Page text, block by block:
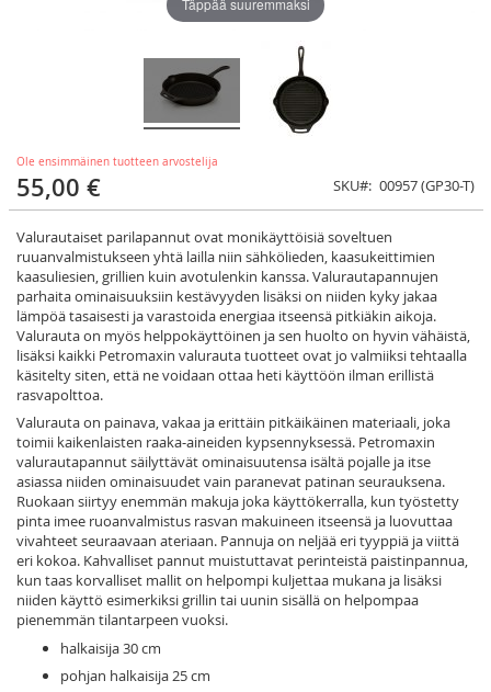
Ole ensimmäinen tuotteen arvostelija
55,00 € SKU 00957 (GP30-T)
Valurautaiset parilapannut ovat monikäyttöisiä soveltuen
ruuanvalmistukseen yhtä lailla niin sähkölieden, kaasukeittimien
kaasuliesien, grillien kuin avotulenkin kanssa. Valurautapannujen
parhaita ominaisuuksiin kestävyyden lisäksi on niiden kyky jakaa
lämpöä tasaisesti ja varastoida energiaa itseensä pitkiäkin aikoja.
Valurauta on myös helppokäyttöinen ja sen huolto on hyvin vähäistä,
lisäksi kaikki Petromaxin valurauta tuotteet ovat jo valmiiksi tehtaalla
käsitelty siten, että ne voidaan ottaa heti käyttöön ilman erillistä
rasvapolttoa.
Valurauta on painava, vakaa ja erittäin pitkäikäinen materiaali, joka
toimii kaikenlaisten raaka‐aineiden kypsennyksessä. Petromaxin
valurautapannut säilyttävät ominaisuutensa isältä pojalle ja itse
asiassa niiden ominaisuudet vain paranevat patinan seurauksena.
Ruokaan siirtyy enemmän makuja joka käyttökerralla, kun työstetty
pinta imee ruoanvalmistus rasvan makuineen itseensä ja luovuttaa
vivahteet seuraavaan ateriaan. Pannuja on neljää eri tyyppiä ja viittä
eri kokoa. Kahvalliset pannut muistuttavat perinteistä paistinpannua,
kun taas korvalliset mallit on helpompi kuljettaa mukana ja lisäksi
niiden käyttö esimerkiksi grillin tai uunin sisällä on helpompaa
pienemmän tilantarpeen vuoksi.
halkaisija 30 cm
pohjan halkaisija 25 cm
Täppää suuremmaksi